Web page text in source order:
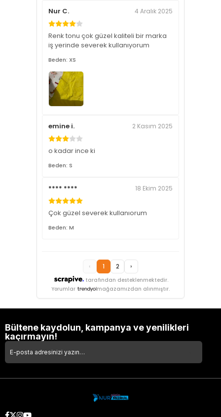
Nur C. 4 Aralık 2025
Renk tonu çok güzel kaliteli bir marka
iş yerinde severek kullanıyorum
Beden: XS
emine i. 2 Kasım 2025
o kadar ince ki
Beden: S
**** **** 18 Ekim 2025
Çok güzel severek kullanıorum
Beden: M
tarafından desteklenmektedir.
‹ 1 2 ›
Yorumlar mağazamızdan alınmıştır.
Bültene kaydolun, kampanya ve yenilikleri
kaçırmayın!